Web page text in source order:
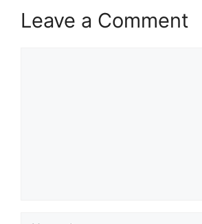
Leave a Comment
Name